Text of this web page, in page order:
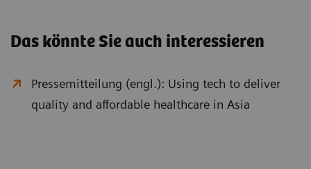
Das könnte Sie auch interessieren
Pressemitteilung (engl.): Using tech to deliver
quality and affordable healthcare in Asia